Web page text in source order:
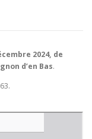
2024, de
d’en Bas.